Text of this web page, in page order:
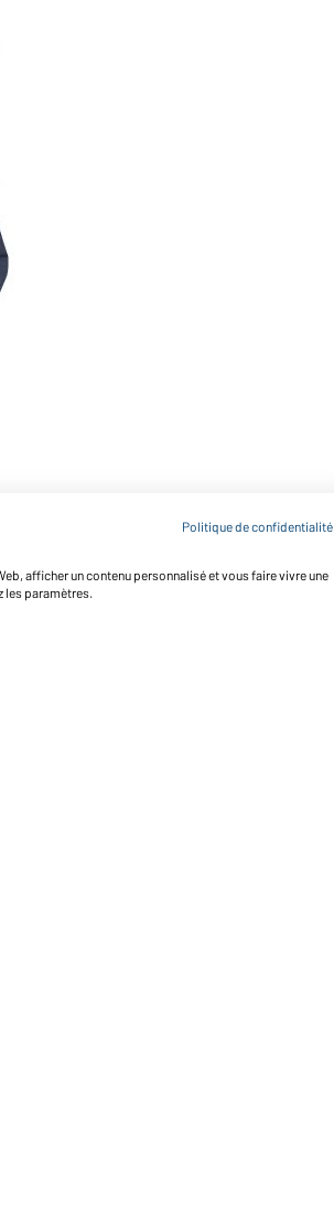
Politique de confidentialité
afficher un contenu personnalisé et vous faire vivre une
les paramètres.